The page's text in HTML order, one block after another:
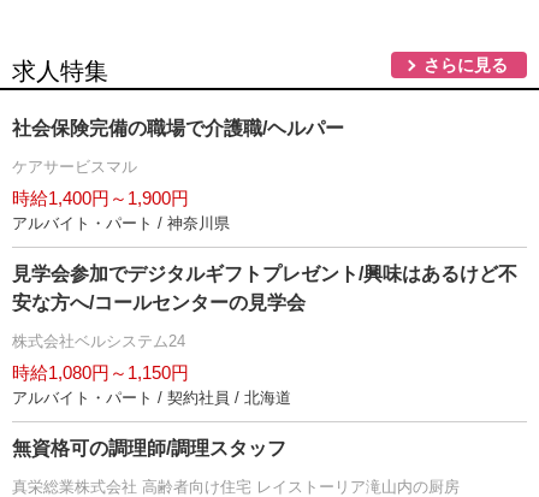
求人特集 さらに見る
社会保険完備の職場で介護職/ヘルパー
ケアサービスマル
時給1,400円～1,900円
アルバイト・パート / 神奈川県
見学会参加でデジタルギフトプレゼント/興味はあるけど不
安な方へ/コールセンターの見学会
株式会社ベルシステム24
時給1,080円～1,150円
アルバイト・パート / 契約社員 / 北海道
無資格可の調理師/調理スタッフ
真栄総業株式会社 高齢者向け住宅 レイストーリア滝山内の厨房